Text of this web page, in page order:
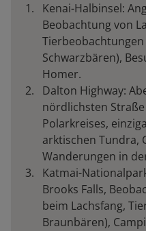
Kenai-Halbinsel:
Beobachtung von
Tierbeobachtungen
Schwarzbären),
Homer.
Dalton Highway:
nördlichsten
Polarkreises,
arktischen Tundra,
Wanderungen in
Katmai-
Brooks Falls,
beim Lachsfang,
Braunbären),